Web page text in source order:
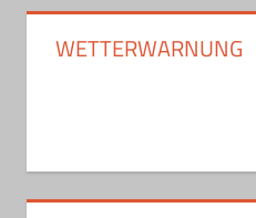
WETTERWARNUNG